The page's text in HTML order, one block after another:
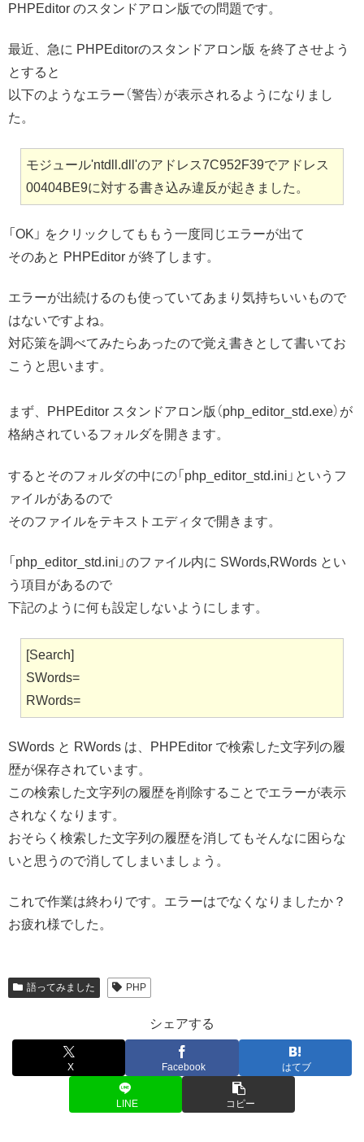
PHPEditor のスタンドアロン版での問題です。
最近、急に PHPEditorのスタンドアロン版 を終了させよう
とすると
以下のようなエラー（警告）が表示されるようになりまし
た。
モジュール'ntdll.dll'のアドレス7C952F39でアドレス
00404BE9に対する書き込み違反が起きました。
「OK」 をクリックしてももう一度同じエラーが出て
そのあと PHPEditor が終了します。
エラーが出続けるのも使っていてあまり気持ちいいもので
はないですよね。
対応策を調べてみたらあったので覚え書きとして書いてお
こうと思います。
まず、PHPEditor スタンドアロン版（php_editor_std.exe）が
格納されているフォルダを開きます。
するとそのフォルダの中にの「php_editor_std.ini」というフ
ァイルがあるので
そのファイルをテキストエディタで開きます。
「php_editor_std.ini」のファイル内に SWords,RWords とい
う項目があるので
下記のように何も設定しないようにします。
[Search]
SWords=
RWords=
SWords と RWords は、PHPEditor で検索した文字列の履
歴が保存されています。
この検索した文字列の履歴を削除することでエラーが表示
されなくなります。
おそらく検索した文字列の履歴を消してもそんなに困らな
いと思うので消してしまいましょう。
これで作業は終わりです。エラーはでなくなりましたか？
お疲れ様でした。
語ってみました PHP
シェアする
X Facebook はてブ
LINE コピー